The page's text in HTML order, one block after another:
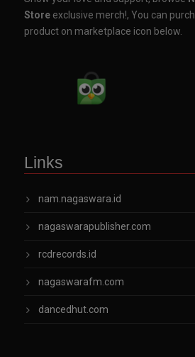
Store exclusive merch!, You can
product on marketplace icon below.
Links
nam.nagaswara.id
nagaswarapublisher.com
rcdrecords.id
nagaswarafm.com
dancedhut.com